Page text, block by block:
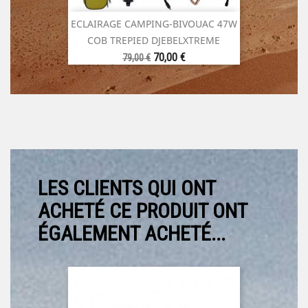
ECLAIRAGE CAMPING-BIVOUAC 47W
COB TREPIED DJEBELXTREME
Prix
de
base
79,00 € Prix
70,00 €
LES CLIENTS QUI ONT
ACHETÉ CE PRODUIT ONT
ÉGALEMENT ACHETÉ...